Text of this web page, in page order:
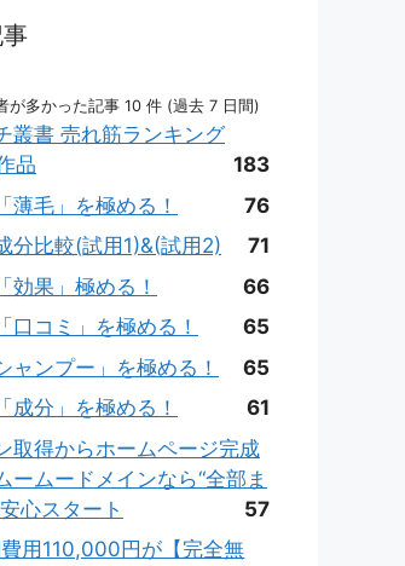
が多かった記事 10 件 (過去 7 日間)
叢書 売れ筋ランキング
品
183
薄毛」を極める！
76
分比較(試用1)&(試用2)
71
効果」極める！
66
口コミ」を極める！
65
ャンプー」を極める！
65
成分」を極める！
61
取得からホームページ完成
ームードメインなら“全部ま
心スタート
57
用110,000円が【完全無